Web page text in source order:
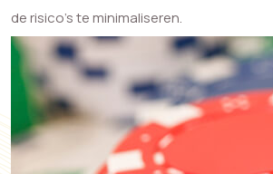
de risico’s te minimaliseren.